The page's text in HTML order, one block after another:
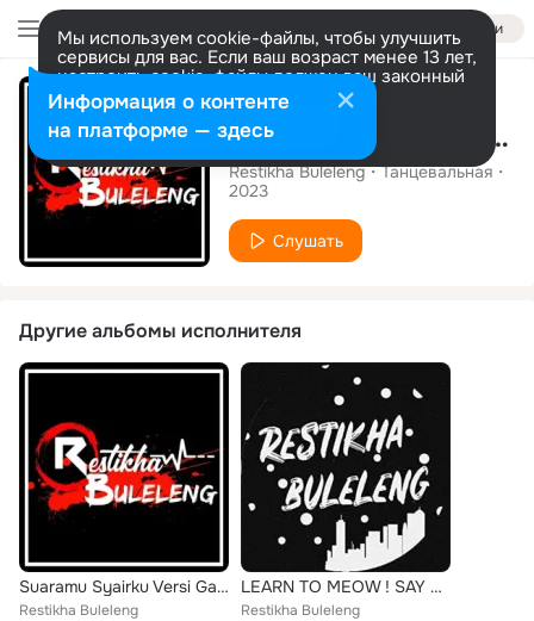
Войти
Мы используем cookie-файлы, чтобы улучшить
сервисы для вас. Если ваш возраст менее 13 лет,
настроить cookie-файлы должен ваш законный
представитель. Больше информации
Разрешить все Настроить
Сингл
MIX SAMBALADO ( BREAKBEAT ) (Remix)
Restikha Buleleng
Танцевальная
2023
Слушать
Другие альбомы исполнителя
Suaramu Syairku Versi Gagak (Remix)
Restikha Buleleng
LEARN TO MEOW ! SAY MEOW MEOW (Remix)
Restikha Buleleng
Информация о контенте
на платформе — здесь